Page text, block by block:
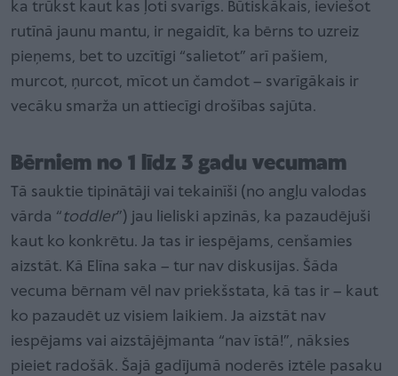
ka trūkst kaut kas ļoti svarīgs. Būtiskākais, ieviešot
rutīnā jaunu mantu, ir negaidīt, ka bērns to uzreiz
pieņems, bet to uzcītīgi “salietot” arī pašiem,
murcot, ņurcot, mīcot un čamdot – svarīgākais ir
vecāku smarža un attiecīgi drošības sajūta.
Bērniem no 1 līdz 3 gadu vecumam
Tā sauktie tipinātāji vai tekainīši (no angļu valodas
vārda “toddler”) jau lieliski apzinās, ka pazaudējuši
kaut ko konkrētu. Ja tas ir iespējams, cenšamies
aizstāt. Kā Elīna saka – tur nav diskusijas. Šāda
vecuma bērnam vēl nav priekšstata, kā tas ir – kaut
ko pazaudēt uz visiem laikiem. Ja aizstāt nav
iespējams vai aizstājējmanta “nav īstā!”, nāksies
pieiet radošāk. Šajā gadījumā noderēs iztēle pasaku